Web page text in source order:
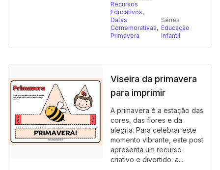
Recursos
Educativos,
Datas
Comemorativas,
Primavera
Séries
Educação
Infantil
Viseira da primavera
para imprimir
A primavera é a estação das
cores, das flores e da
alegria. Para celebrar este
momento vibrante, este post
apresenta um recurso
criativo e divertido: a...